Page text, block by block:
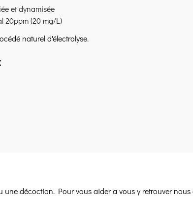
et dynamisée
20ppm (20 mg/L)
naturel d'électrolyse.
décoction. Pour vous aider a vous y retrouver